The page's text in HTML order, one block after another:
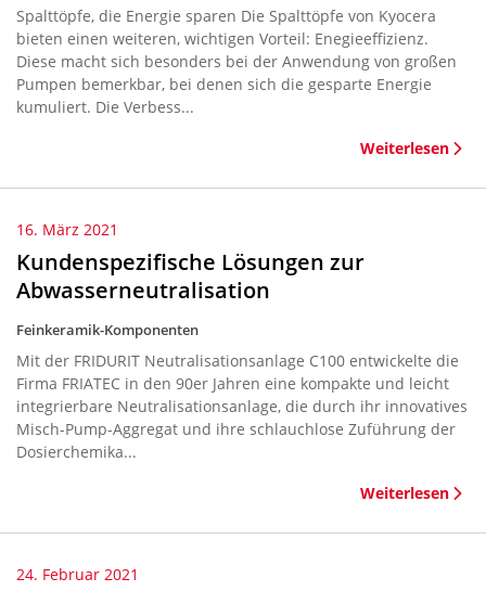
Spalttöpfe, die Energie sparen Die Spalttöpfe von Kyocera
bieten einen weiteren, wichtigen Vorteil: Enegieeffizienz.
Diese macht sich besonders bei der Anwendung von großen
Pumpen bemerkbar, bei denen sich die gesparte Energie
kumuliert. Die Verbess...
Weiterlesen
16. März 2021
Kundenspezifische Lösungen zur
Abwasserneutralisation
Feinkeramik-Komponenten
Mit der FRIDURIT Neutralisationsanlage C100 entwickelte die
Firma FRIATEC in den 90er Jahren eine kompakte und leicht
integrierbare Neutralisationsanlage, die durch ihr innovatives
Misch-Pump-Aggregat und ihre schlauchlose Zuführung der
Dosierchemika...
Weiterlesen
24. Februar 2021